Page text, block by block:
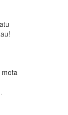
mota